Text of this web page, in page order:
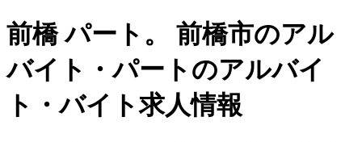
前橋 パート。 前橋市のアル
バイト・パートのアルバイ
ト・バイト求人情報